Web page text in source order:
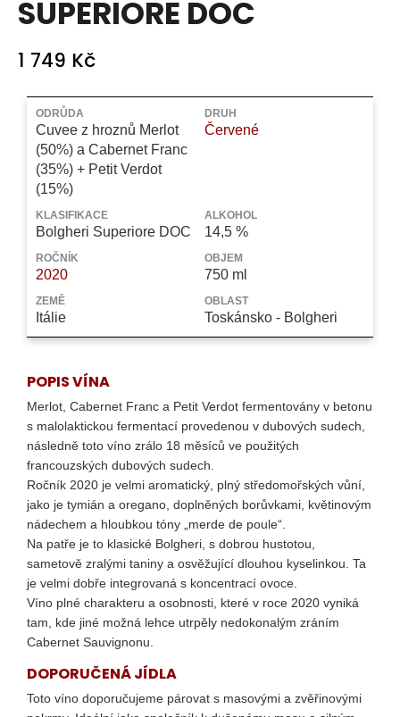
SUPERIORE DOC
1 749 Kč
Měrná
cena:
ODRŮDA
Cuvee z hroznů Merlot
(50%) a Cabernet Franc
(35%) + Petit Verdot
(15%)
DRUH
Červené
KLASIFIKACE
Bolgheri Superiore DOC
ALKOHOL
14,5 %
ROČNÍK
2020
OBJEM
750 ml
ZEMĚ
Itálie
OBLAST
Toskánsko - Bolgheri
POPIS VÍNA
Merlot, Cabernet Franc a Petit Verdot fermentovány v betonu
s malolaktickou fermentací provedenou v dubových sudech,
následně toto víno zrálo 18 měsíců ve použitých
francouzských dubových sudech.
Ročník 2020 je velmi aromatický, plný středomořských vůní,
jako je tymián a oregano, doplněných borůvkami, květinovým
nádechem a hloubkou tóny „merde de poule“.
Na patře je to klasické Bolgheri, s dobrou hustotou,
sametově zralými taniny a osvěžující dlouhou kyselinkou. Ta
je velmi dobře integrovaná s koncentrací ovoce.
Víno plné charakteru a osobnosti, které v roce 2020 vyniká
tam, kde jiné možná lehce utrpěly nedokonalým zráním
Cabernet Sauvignonu.
DOPORUČENÁ JÍDLA
Toto víno doporučujeme párovat s masovými a zvěřinovými
a
j
í
o
u
č
u
e
m
e
POGGIO
VALENTE
TOSCANA
ROSSO
IGT
999
Kč